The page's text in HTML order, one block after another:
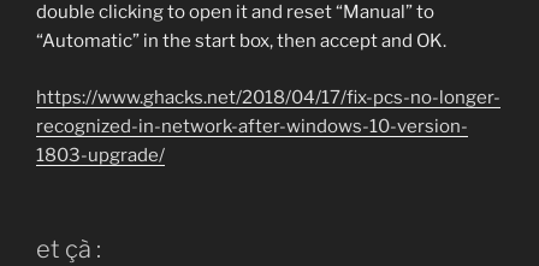
double clicking to open it and reset “Manual” to
“Automatic” in the start box, then accept and OK.
https://www.ghacks.net/2018/04/17/fix-pcs-no-longer-
recognized-in-network-after-windows-10-version-
1803-upgrade/
et çà :